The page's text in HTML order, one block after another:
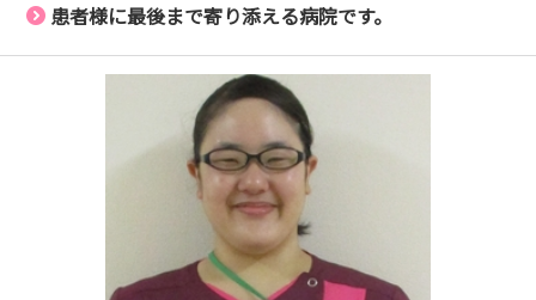
患者様に最後まで寄り添える病院です。